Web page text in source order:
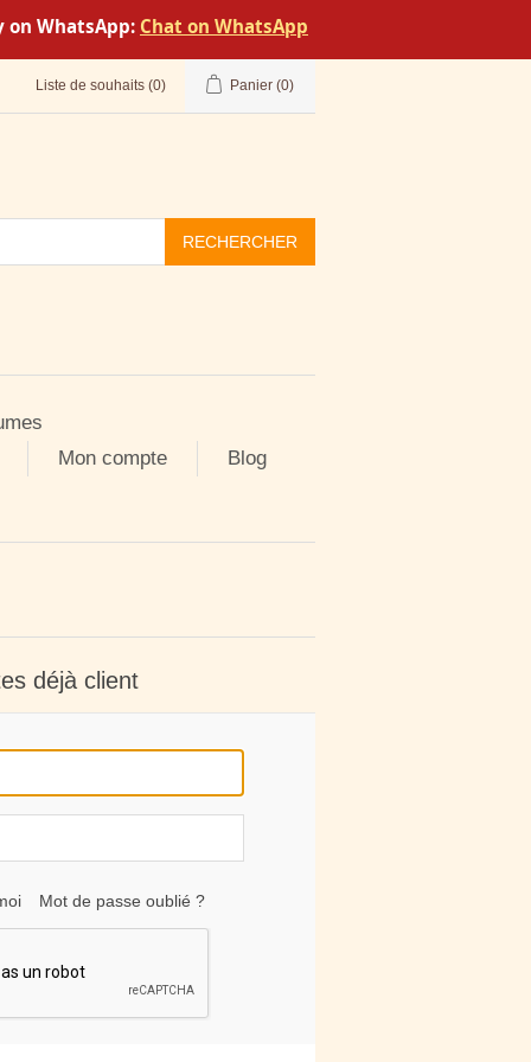
WhatsApp: Chat on WhatsApp
Liste de souhaits (0) Panier (0)
RECHERCHER
Mon compte
Blog
déjà client
Mot de passe oublié ?